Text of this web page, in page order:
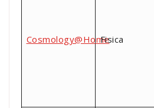
Cosmology@HomeFisica